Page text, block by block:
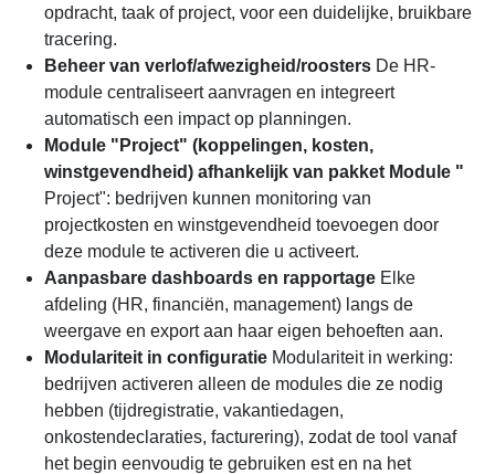
opdracht, taak of project, voor een duidelijke, bruikbare
tracering.
Beheer van verlof/afwezigheid/roosters De HR-
module centraliseert aanvragen en integreert
automatisch een impact op planningen.
Module "Project" (koppelingen, kosten,
winstgevendheid) afhankelijk van pakket Module "
Project": bedrijven kunnen monitoring van
projectkosten en winstgevendheid toevoegen door
deze module te activeren die u activeert.
Aanpasbare dashboards en rapportage Elke
afdeling (HR, financiën, management) langs de
weergave en export aan haar eigen behoeften aan.
Modulariteit in configuratie Modulariteit in werking:
bedrijven activeren alleen de modules die ze nodig
hebben (tijdregistratie, vakantiedagen,
onkostendeclaraties, facturering), zodat de tool vanaf
het begin eenvoudig te gebruiken est en na het